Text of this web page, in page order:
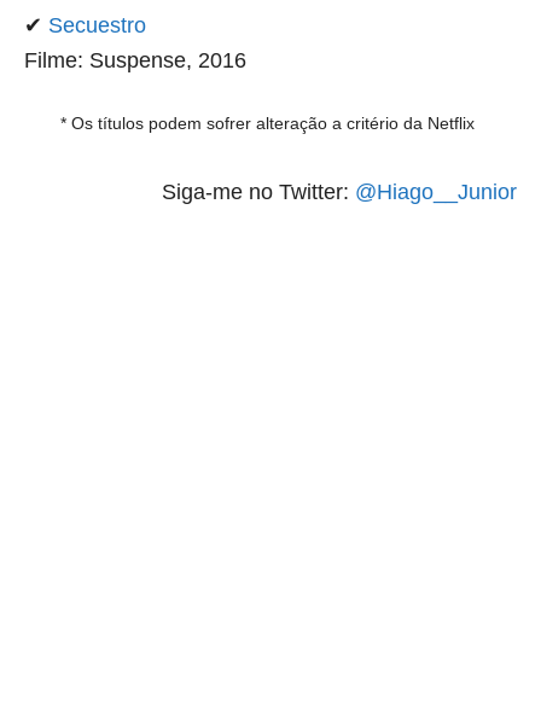
✔ Secuestro
Filme: Suspense, 2016
* Os títulos podem sofrer alteração a critério da Netflix
Siga-me no Twitter: @Hiago__Junior